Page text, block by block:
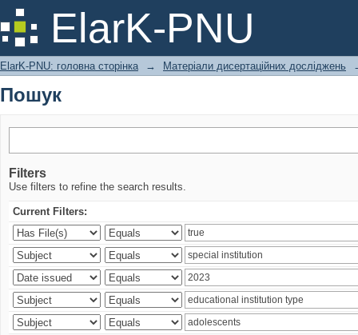
ElarK-PNU
Пошук
ElarK-PNU: головна сторінка → Матеріали дисертаційних досліджень
Пошук
Filters
Use filters to refine the search results.
Current Filters: